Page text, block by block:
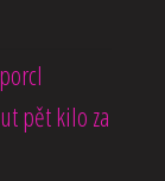
pět kilo za